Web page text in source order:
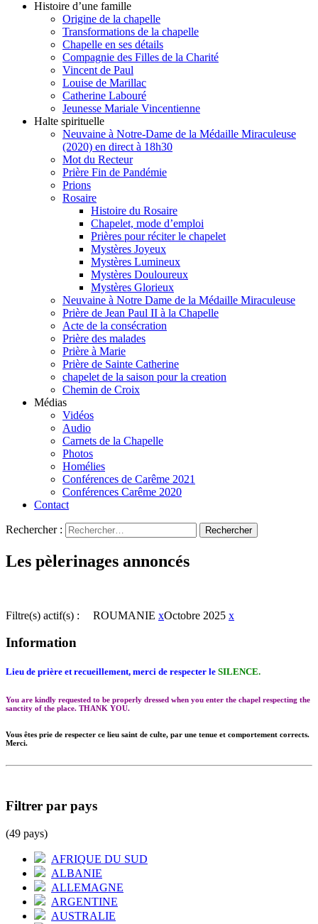
Histoire d’une famille
Origine de la chapelle
Transformations de la chapelle
Chapelle en ses détails
Compagnie des Filles de la Charité
Vincent de Paul
Louise de Marillac
Catherine Labouré
Jeunesse Mariale Vincentienne
Halte spirituelle
Neuvaine à Notre-Dame de la Médaille Miraculeuse
(2020) en direct à 18h30
Mot du Recteur
Prière Fin de Pandémie
Prions
Rosaire
Histoire du Rosaire
Chapelet, mode d’emploi
Prières pour réciter le chapelet
Mystères Joyeux
Mystères Lumineux
Mystères Douloureux
Mystères Glorieux
Neuvaine à Notre Dame de la Médaille Miraculeuse
Prière de Jean Paul II à la Chapelle
Acte de la consécration
Prière des malades
Prière à Marie
Prière de Sainte Catherine
chapelet de la saison pour la creation
Chemin de Croix
Médias
Vidéos
Audio
Carnets de la Chapelle
Photos
Homélies
Conférences de Carême 2021
Conférences Carême 2020
Contact
Rechercher :
Les pèlerinages annoncés
Filtre(s) actif(s) : ROUMANIE xOctobre 2025 x
Information
Lieu de prière et recueillement, merci de respecter le SILENCE.
You are kindly requested to be properly dressed when you enter the chapel respecting the
sanctity of the place. THANK YOU.
Vous êtes prie de respecter ce lieu saint de culte, par une tenue et comportement corrects.
Merci.
Filtrer par pays
(49 pays)
AFRIQUE DU SUD
ALBANIE
ALLEMAGNE
ARGENTINE
AUSTRALIE